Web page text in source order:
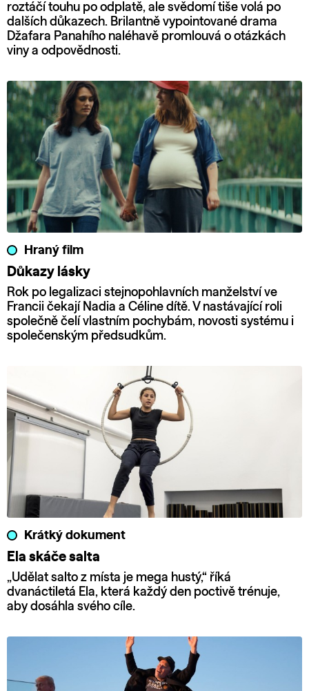
roztáčí touhu po odplatě, ale svědomí tiše volá po
dalších důkazech. Brilantně vypointované drama
Džafara Panahího naléhavě promlouvá o otázkách
viny a odpovědnosti.
Hraný film
Důkazy lásky
Rok po legalizaci stejnopohlavních manželství ve
Francii čekají Nadia a Céline dítě. V nastávající roli
společně čelí vlastním pochybám, novosti systému i
společenským předsudkům.
Krátký dokument
Ela skáče salta
„Udělat salto z místa je mega hustý,“ říká
dvanáctiletá Ela, která každý den poctivě trénuje,
aby dosáhla svého cíle.